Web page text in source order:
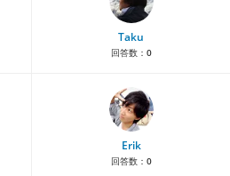
Taku
回答数： 0
Erik
回答数： 0